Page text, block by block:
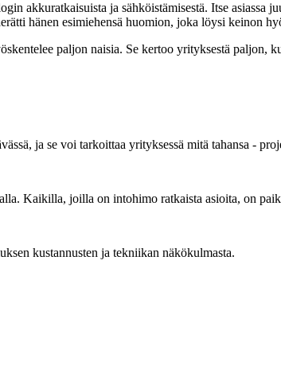
akkuratkaisuista ja sähköistämisestä. Itse asiassa
hänen esimiehensä huomion, joka löysi keinon
paljon naisia. Se kertoo yrityksestä
ja se voi tarkoittaa yrityksessä mitä tahansa -
Kaikilla, joilla on intohimo ratkaista asioita, on
kustannusten ja tekniikan näkökulmasta.